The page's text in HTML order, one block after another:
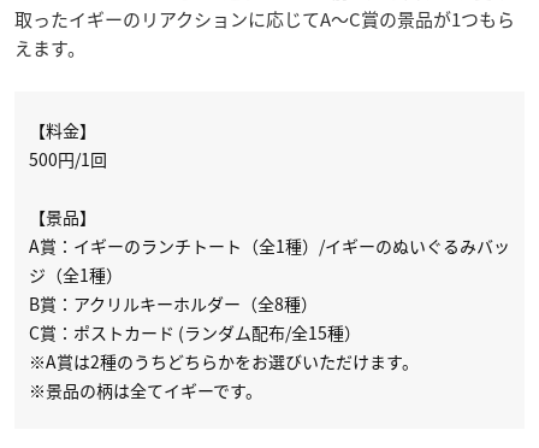
取ったイギーのリアクションに応じてA～C賞の景品が1つもら
えます。
【料金】
500円/1回
【景品】
A賞：イギーのランチトート（全1種）/イギーのぬいぐるみバッ
ジ（全1種）
B賞：アクリルキーホルダー（全8種）
C賞：ポストカード (ランダム配布/全15種）
※A賞は2種のうちどちらかをお選びいただけます。
※景品の柄は全てイギーです。